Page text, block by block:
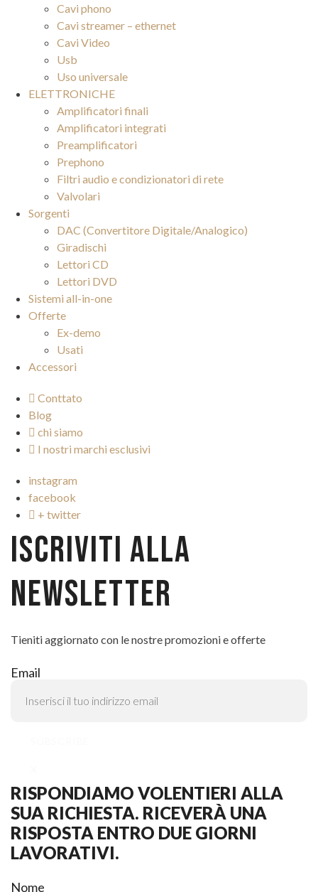
Cavi phono
Cavi streamer – ethernet
Cavi Video
Usb
Uso universale
ELETTRONICHE
Amplificatori finali
Amplificatori integrati
Preamplificatori
Prephono
Filtri audio e condizionatori di rete
Valvolari
Sorgenti
DAC (Convertitore Digitale/Analogico)
Giradischi
Lettori CD
Lettori DVD
Sistemi all-in-one
Offerte
Ex-demo
Usati
Accessori
Conttato
Blog
chi siamo
I nostri marchi esclusivi
instagram
facebook
+ twitter
ISCRIVITI ALLA
NEWSLETTER
Tieniti aggiornato con le nostre promozioni e offerte
Email
RISPONDIAMO VOLENTIERI ALLA
SUA RICHIESTA. RICEVERÀ UNA
RISPOSTA ENTRO DUE GIORNI
LAVORATIVI.
Nome